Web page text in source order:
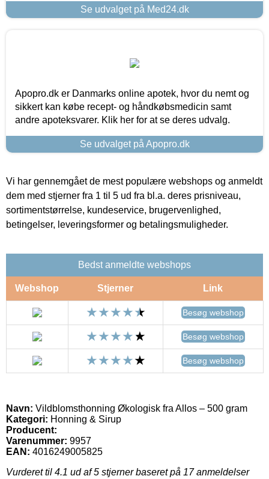
Se udvalget på Med24.dk
Apopro.dk er Danmarks online apotek, hvor du nemt og
sikkert kan købe recept- og håndkøbsmedicin samt
andre apoteksvarer. Klik her for at se deres udvalg.
Se udvalget på Apopro.dk
Vi har gennemgået de mest populære webshops og anmeldt
dem med stjerner fra 1 til 5 ud fra bl.a. deres prisniveau,
sortimentstørrelse, kundeservice, brugervenlighed,
betingelser, leveringsformer og betalingsmuligheder.
Bedst anmeldte webshops
Webshop Stjerner Link
Besøg webshop
Besøg webshop
Besøg webshop
Navn: Vildblomsthonning Økologisk fra Allos – 500 gram
Kategori: Honning & Sirup
Producent:
Varenummer: 9957
EAN: 4016249005825
Vurderet til 4.1 ud af 5 stjerner baseret på 17anmeldelser